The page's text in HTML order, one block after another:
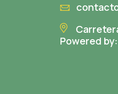
Powered by: